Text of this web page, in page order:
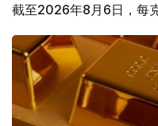
截至2026年8月6日，每